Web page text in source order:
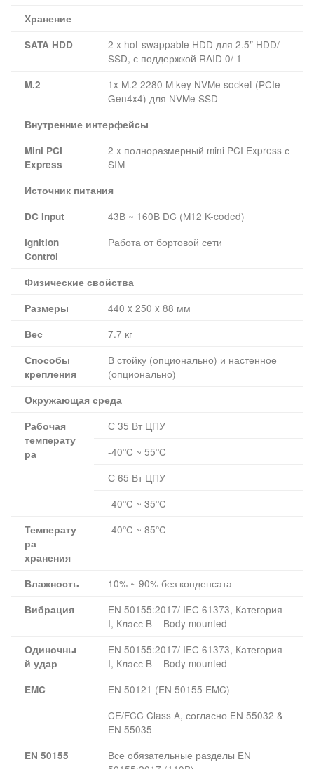
Хранение
SATA HDD
2 x hot-swappable HDD для 2.5″ HDD/
SSD, с поддержкой RAID 0/ 1
M.2
1x M.2 2280 M key NVMe socket (PCIe
Gen4x4) для NVMe SSD
Внутренние интерфейсы
Mini PCI
Express
2 x полноразмерный mini PCI Express с
SIM
Источник питания
DC Input
43В ~ 160В DC (M12 K-coded)
Ignition
Control
Работа от бортовой сети
Физические свойства
Размеры
440 x 250 x 88 мм
Вес 7.7 кг
Способы
крепления
В стойку (опционально) и настенное
(опционально)
Окружающая среда
Рабочая
температу
ра
С 35 Вт ЦПУ
-40°C ~ 55°C
С 65 Вт ЦПУ
-40°C ~ 35°C
Температу
ра
хранения
-40°C ~ 85°C
Влажность 10% ~ 90% без конденсата
Вибрация
EN 50155:2017/ IEC 61373, Категория
I, Класс B – Body mounted
Одиночны
й удар
EN 50155:2017/ IEC 61373, Категория
I, Класс B – Body mounted
EMC
EN 50121 (EN 50155 EMC)
CE/FCC Class A, согласно EN 55032 &
EN 55035
EN 50155
Все обязательные разделы EN